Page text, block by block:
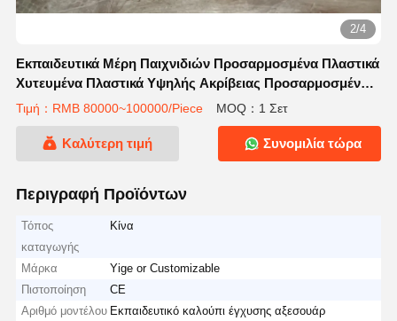
2/4
Εκπαιδευτικά Μέρη Παιχνιδιών Προσαρμοσμένα Πλαστικά
Χυτευμένα Πλαστικά Υψηλής Ακρίβειας Προσαρμοσμένο
Πλαστικό Καλούπι Έγχυσης
Τιμή：RMB 80000~100000/Piece MOQ：1 Σετ
Καλύτερη τιμή Συνομιλία τώρα
Περιγραφή Προϊόντων
Τόπος
καταγωγής
Κίνα
Μάρκα
Yige or Customizable
Πιστοποίηση
CE
Αριθμό μοντέλου Εκπαιδευτικό καλούπι έγχυσης αξεσουάρ